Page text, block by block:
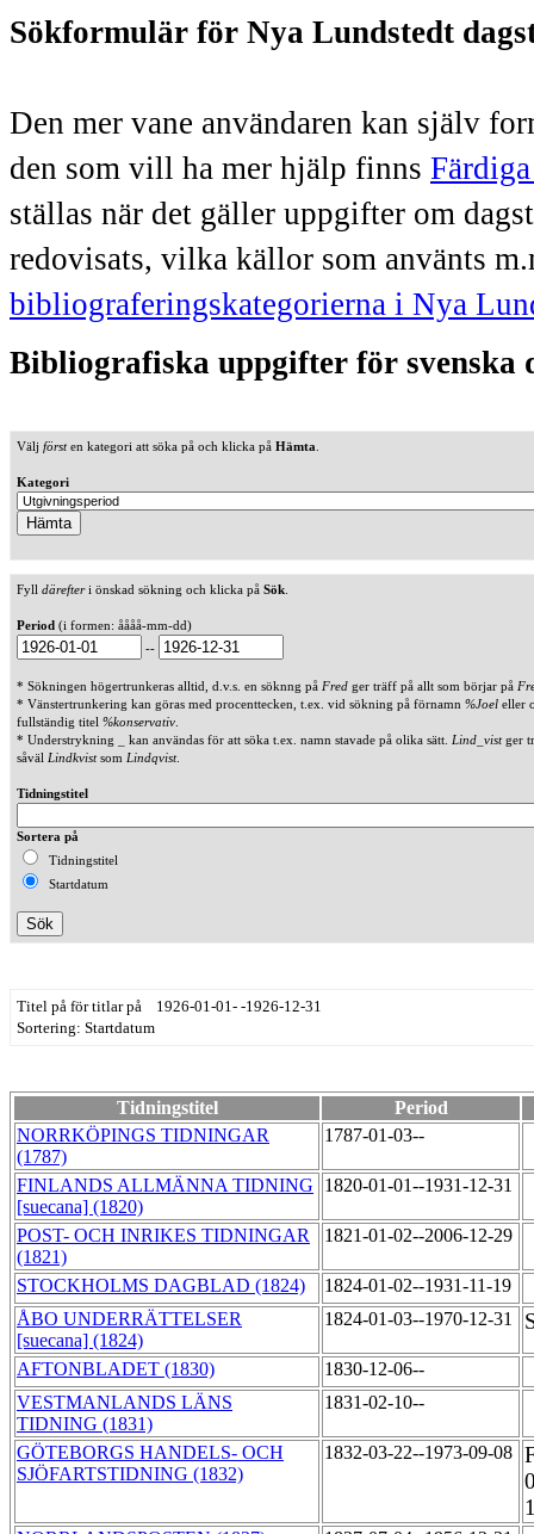
Sökformulär för Nya Lundstedt
Den mer vane användaren kan själv
den som vill ha mer hjälp finns
ställas när det gäller uppgifter om
redovisats, vilka källor som använts
bibliograferingskategorierna i Nya
Bibliografiska uppgifter för svenska
Välj försten kategori att söka på och klicka på Hämta
Kategori
Fyll därefteri önskad sökning och klicka på Sök
Period (i formen: åååå-mm-dd)
--
* Sökningen högertrunkeras alltid, d.v.s. en söknng på Fred ger träff på allt som börjar på
* Vänstertrunkering kan göras med procenttecken, t.ex. vid sökning på förnamn %Joel eller
fullständig titel %konservativ
* Understrykning _ kan användas för att söka t.ex. namn stavade på olika sätt. Lind_vistger
såväl Lindkvistsom Lindqvist.
Tidningstitel
Sortera på
Tidningstitel
Startdatum
Titel på för titlar på 1926-01-01- -1926-12-31
Sortering: Startdatum
Tidningstitel
Period
NORRKÖPINGS TIDNINGAR
(1787)
1787-01-03--
FINLANDS ALLMÄNNA TIDNING
[suecana] (1820)
1820-01-01--1931-12-31
POST- OCH INRIKES TIDNINGAR
(1821)
1821-01-02--2006-12-29
STOCKHOLMS DAGBLAD (1824)
1824-01-02--1931-11-19
ÅBO UNDERRÄTTELSER
[suecana] (1824)
1824-01-03--1970-12-31
AFTONBLADET (1830)
1830-12-06--
VESTMANLANDS LÄNS
TIDNING (1831)
1831-02-10--
GÖTEBORGS HANDELS- OCH
SJÖFARTSTIDNING (1832)
1832-03-22--1973-09-08